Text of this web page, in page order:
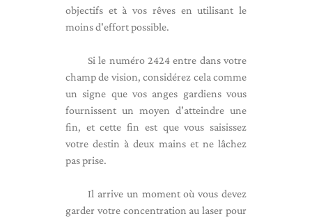
objectifs et à vos rêves en utilisant le
moins d'effort possible.
Si le numéro 2424 entre dans votre
champ de vision, considérez cela comme
un signe que vos anges gardiens vous
fournissent un moyen d'atteindre une
fin, et cette fin est que vous saisissez
votre destin à deux mains et ne lâchez
pas prise.
Il arrive un moment où vous devez
garder votre concentration au laser pour